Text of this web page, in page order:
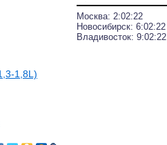
1,8L)
Москва: 2:02:22
Новосибирск: 6:02:22
Владивосток: 9:02:22